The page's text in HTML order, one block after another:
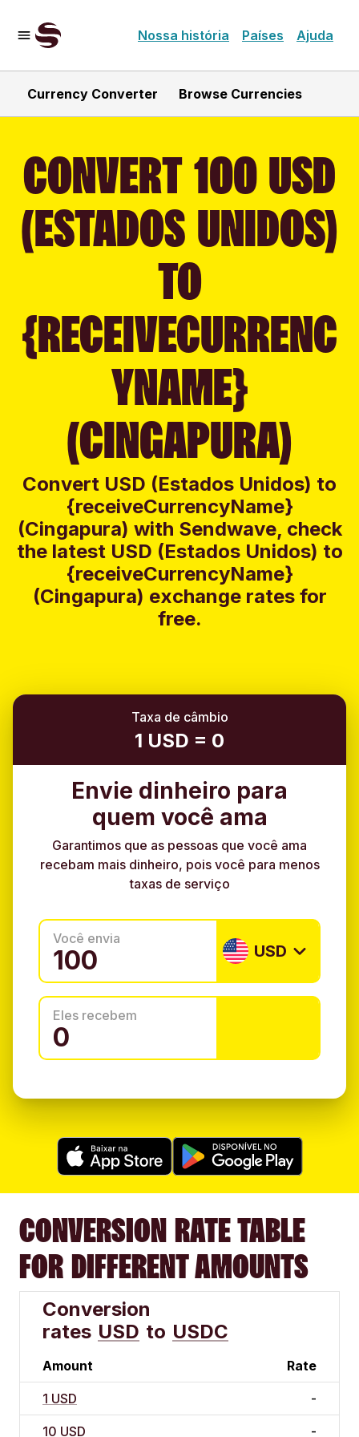
Nossa história Países Ajuda
Currency Converter Browse Currencies
CONVERT 100 USD
(ESTADOS UNIDOS)
TO
{RECEIVECURRENC
YNAME}
(CINGAPURA)
Convert USD (Estados Unidos) to
{receiveCurrencyName}
(Cingapura) with Sendwave, check
the latest USD (Estados Unidos) to
{receiveCurrencyName}
(Cingapura) exchange rates for
free.
Taxa de câmbio
1 USD = 0
Envie dinheiro para
quem você ama
Garantimos que as pessoas que você ama
recebam mais dinheiro, pois você para menos
taxas de serviço
Você envia
USD
Eles recebem
CONVERSION RATE TABLE
FOR DIFFERENT AMOUNTS
Conversion
rates USD to USDC
Amount Rate
1 USD -
10 USD -